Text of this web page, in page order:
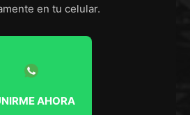
en tu celular.
AHORA